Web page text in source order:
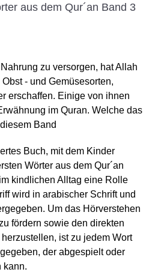
aus dem Qur´an Band 3
zu versorgen, hat Allah
- und Gemüsesorten,
erschaffen. Einige von ihnen
im Quran. Welche das
Band
Buch, mit dem Kinder
Wörter aus dem Qur´an
kindlichen Alltag eine Rolle
wird in arabischer Schrift und
Um das Hörverstehen
fördern sowie den direkten
herzustellen, ist zu jedem Wort
der abgespielt oder
kann.